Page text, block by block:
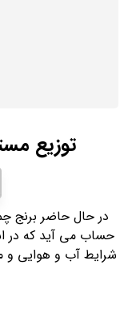
توزیع
در حال حاضر برنج
حساب می آید که در
شرایط آب و هوایی و